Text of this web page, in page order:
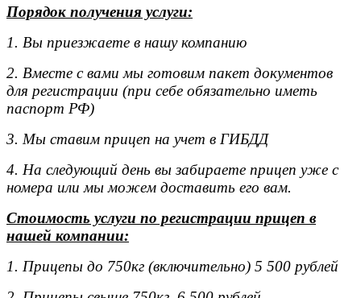
Порядок получения услуги:
1. Вы приезжаете в нашу компанию
2. Вместе с вами мы готовим пакет документов
для регистрации (при себе обязательно иметь
паспорт РФ)
3. Мы ставим прицеп на учет в ГИБДД
4. На следующий день вы забираете прицеп уже с
номера или мы можем доставить его вам.
Стоимость услуги по регистрации прицеп в
нашей компании:
1. Прицепы до 750кг (включительно) 5 500 рублей